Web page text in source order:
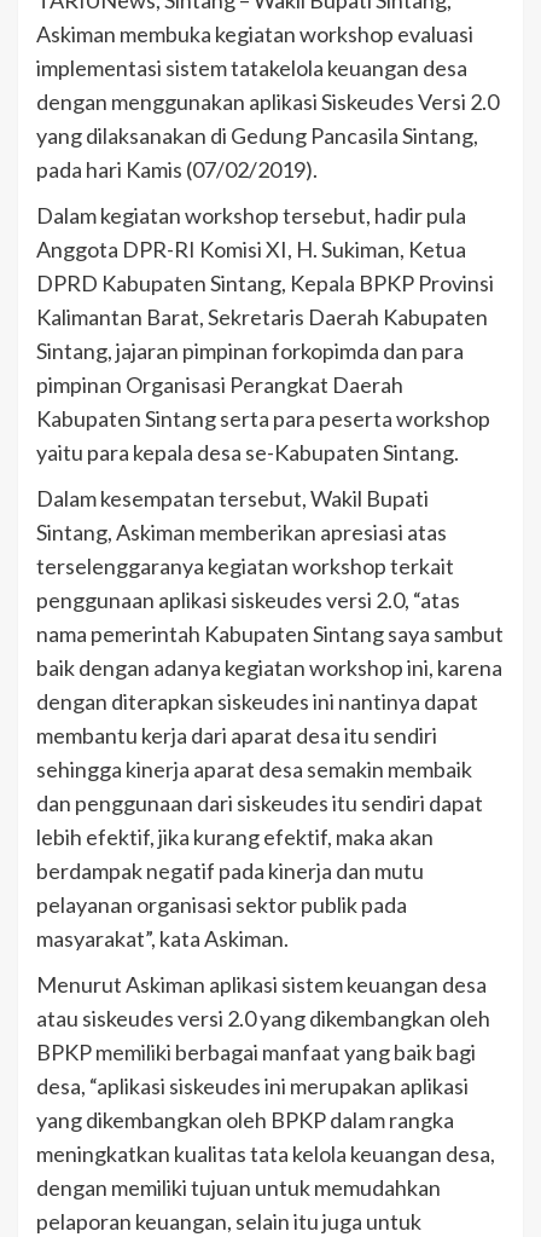
Askiman membuka kegiatan workshop evaluasi
implementasi sistem tatakelola keuangan desa
dengan menggunakan aplikasi Siskeudes Versi 2.0
yang dilaksanakan di Gedung Pancasila Sintang,
pada hari Kamis (07/02/2019).
Dalam kegiatan workshop tersebut, hadir pula
Anggota DPR-RI Komisi XI, H. Sukiman, Ketua
DPRD Kabupaten Sintang, Kepala BPKP Provinsi
Kalimantan Barat, Sekretaris Daerah Kabupaten
Sintang, jajaran pimpinan forkopimda dan para
pimpinan Organisasi Perangkat Daerah
Kabupaten Sintang serta para peserta workshop
yaitu para kepala desa se-Kabupaten Sintang.
Dalam kesempatan tersebut, Wakil Bupati
Sintang, Askiman memberikan apresiasi atas
terselenggaranya kegiatan workshop terkait
penggunaan aplikasi siskeudes versi 2.0, “atas
nama pemerintah Kabupaten Sintang saya sambut
baik dengan adanya kegiatan workshop ini, karena
dengan diterapkan siskeudes ini nantinya dapat
membantu kerja dari aparat desa itu sendiri
sehingga kinerja aparat desa semakin membaik
dan penggunaan dari siskeudes itu sendiri dapat
lebih efektif, jika kurang efektif, maka akan
berdampak negatif pada kinerja dan mutu
pelayanan organisasi sektor publik pada
masyarakat”, kata Askiman.
Menurut Askiman aplikasi sistem keuangan desa
atau siskeudes versi 2.0 yang dikembangkan oleh
BPKP memiliki berbagai manfaat yang baik bagi
desa, “aplikasi siskeudes ini merupakan aplikasi
yang dikembangkan oleh BPKP dalam rangka
meningkatkan kualitas tata kelola keuangan desa,
dengan memiliki tujuan untuk memudahkan
pelaporan keuangan, selain itu juga untuk